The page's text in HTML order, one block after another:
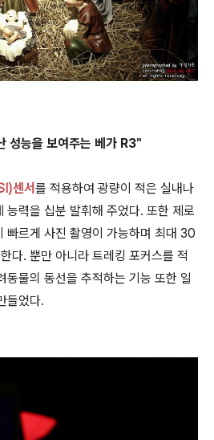
성능을 보여주는 베가 R3"
센서를 적용하여 광량이 적은 실내나
능력을 십분 발휘해 주었다. 또한 제로
빠르게 사진 촬영이 가능하며 최대 30
다. 뿐만 아니라 트레킹 포커스를 적
동물의 동선을 추적하는 기능 또한 일
들었다.